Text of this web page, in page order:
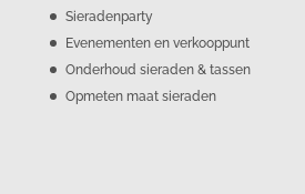
Sieradenparty
Evenementen en verkooppunt
Onderhoud sieraden & tassen
Opmeten maat sieraden